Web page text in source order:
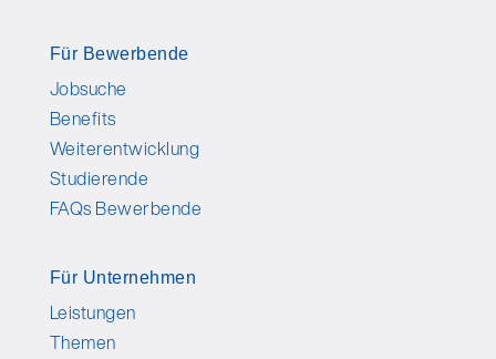
Für Bewerbende
Jobsuche
Benefits
Weiterentwicklung
Studierende
FAQs Bewerbende
Für Unternehmen
Leistungen
Themen